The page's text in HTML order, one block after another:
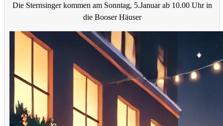
Die Sternsinger kommen am Sonntag, 5.Januar ab 10.00 Uhr in
die Booser Häuser